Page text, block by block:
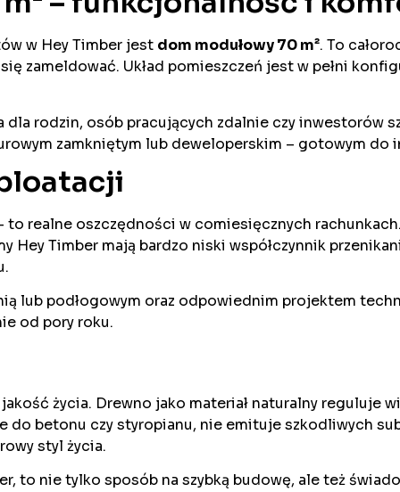
w Hey Timber jest dom modułowy 70 m². To
zameldować. Układ pomieszczeń jest w pełni
rodzin, osób pracujących zdalnie czy inwestorów
zamkniętym lub deweloperskim – gotowym do
to realne oszczędności w comiesięcznych
Hey Timber mają bardzo niski współczynnik
lub podłogowym oraz odpowiednim projektem
od pory roku.
życia. Drewno jako materiał naturalny reguluje
do betonu czy styropianu, nie emituje szkodliwych
styl życia.
to nie tylko sposób na szybką budowę, ale też